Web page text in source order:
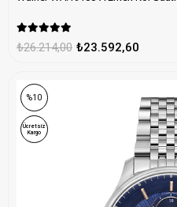
₺23.592,60
₺26.214,00
%10
Ücretsiz
Kargo